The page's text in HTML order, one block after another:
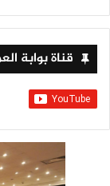
قناة بوابة